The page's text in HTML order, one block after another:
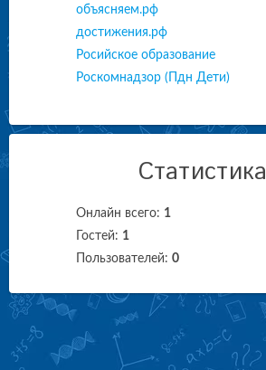
объясняем.рф
достижения.рф
Росийское образование
Роскомнадзор (Пдн Дети)
Статистика
Онлайн всего: 1
Гостей: 1
Пользователей: 0